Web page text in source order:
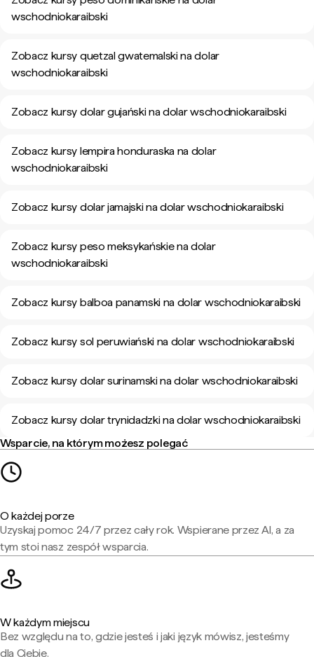
wschodniokaraibski
Zobacz kursy quetzal gwatemalski na dolar
wschodniokaraibski
Zobacz kursy dolar gujański na dolar wschodniokaraibski
Zobacz kursy lempira honduraska na dolar
wschodniokaraibski
Zobacz kursy dolar jamajski na dolar wschodniokaraibski
Zobacz kursy peso meksykańskie na dolar
wschodniokaraibski
Zobacz kursy balboa panamski na dolar wschodniokaraibski
Zobacz kursy sol peruwiański na dolar wschodniokaraibski
Zobacz kursy dolar surinamski na dolar wschodniokaraibski
Zobacz kursy dolar trynidadzki na dolar wschodniokaraibski
Wsparcie, na którym możesz polegać
O każdej porze
Uzyskaj pomoc 24/7 przez cały rok. Wspierane przez AI, a za
tym stoi nasz zespół wsparcia.
W każdym miejscu
Bez względu na to, gdzie jesteś i jaki język mówisz, jesteśmy
dla Ciebie.